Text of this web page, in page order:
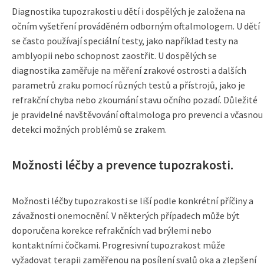
Diagnostika tupozrakosti u dětí i dospělých je založena na
očním vyšetření prováděném odborným oftalmologem. U dětí
se často používají speciální testy, jako například testy na
amblyopii nebo schopnost zaostřit. U dospělých se
diagnostika zaměřuje na měření zrakové ostrosti a dalších
parametrů zraku pomocí různých testů a přístrojů, jako je
refrakční chyba nebo zkoumání stavu očního pozadí. Důležité
je pravidelné navštěvování oftalmologa pro prevenci a včasnou
detekci možných problémů se zrakem.
Možnosti léčby a prevence tupozrakosti.
Možnosti léčby tupozrakosti se liší podle konkrétní příčiny a
závažnosti onemocnění. V některých případech může být
doporučena korekce refrakčních vad brýlemi nebo
kontaktními čočkami. Progresivní tupozrakost může
vyžadovat terapii zaměřenou na posílení svalů oka a zlepšení